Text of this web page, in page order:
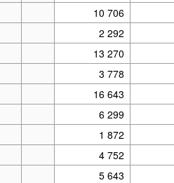
10 706
2 292
13 270
3 778
16 643
6 299
1 872
4 752
5 643